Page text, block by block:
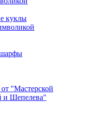
куклы
"Мастерской
и Шепелева"